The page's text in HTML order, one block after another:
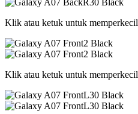
Klik atau ketuk untuk memperkecil
Klik atau ketuk untuk memperkecil